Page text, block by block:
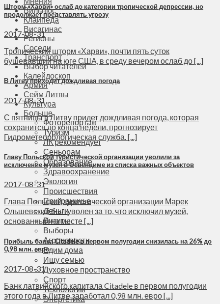
Вильнюс
Клайпеда
Висагинас
Регионы
Соседи
Транспорт
Выбор читателей
Калейдоскоп
Армия
Сейм Литвы
Культура
Больше
Фоторепортаж
Туризм
ЛК рекомендует
Сеньорам
Образование
Здравоохранение
Экология
Происшествия
Приграничье
Деньги
Визиты
Выборы
Агроновости
Едим дома
Ищу семью
Духовное пространство
Спорт
Технологии
Энергетика
Шторм «Харви» ослаб до категории тропической депрессии, но
продолжает представлять угрозу
2017-08-31
Тропический шторм «Харви», почти пять суток
бушевавший на юге США, в среду вечером ослаб до [...]
В Литву приходит дождливая погода
2017-08-31
С пятницы в Литву придет дождливая погода, которая
сохранится до конца недели, прогнозирует
Гидрометеорологическая служба. [...]
Главу Польской туристической организации уволили за
исключение музея в Освенциме из списка важных объектов
2017-08-31
Глава Польской туристической организации Марек
Ольшевский был уволен за то, что исключил музей,
основанный на месте [...]
Прибыль банка Citadele в первом полугодии снизилась на 26% до
0,98 млн. евро
2017-08-31
Банк латвийского капитала Citadele в первом полугодии
этого года в Литве заработал 0,98 млн. евро [...]